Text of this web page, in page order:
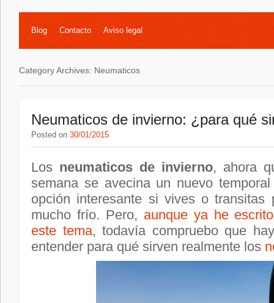
Blog Contacto Aviso legal
Category Archives: Neumaticos
Neumaticos de invierno: ¿para qué
Posted on 30/01/2015
Los neumaticos de invierno, ahora
semana se avecina un nuevo
opción interesante si vives o
mucho frío. Pero, aunque ya he
este tema, todavía compruebo que
entender para qué sirven realmente los